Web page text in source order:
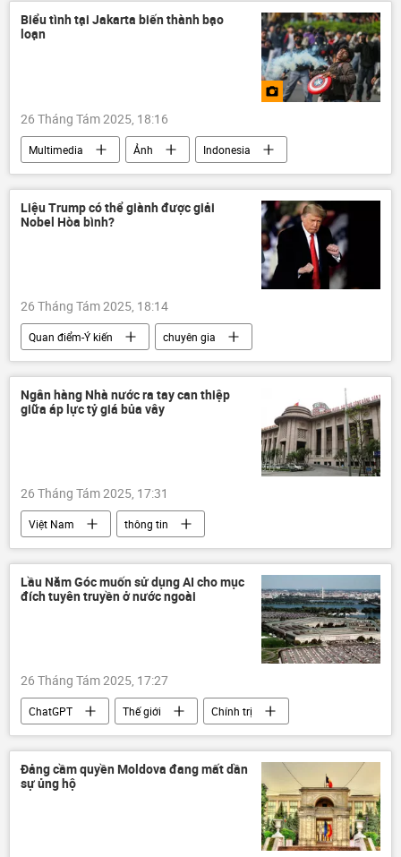
Biểu tình tại Jakarta biến thành bạo
loạn
26 Tháng Tám 2025, 18:16
Multimedia Ảnh
Indonesia
Thế giới
cuộc biểu tình
Liệu Trump có thể giành được giải
Nobel Hòa bình?
26 Tháng Tám 2025, 18:14
Quan điểm-Ý kiến
chuyên gia
Donald Trump
Chính trị
giải Nobel
giải Nobel Hòa bình
Hoa Kỳ
Nga
Azerbaijan
Ngân hàng Nhà nước ra tay can thiệp
giữa áp lực tỷ giá bủa vây
26 Tháng Tám 2025, 17:31
Việt Nam
thông tin
Ngân hàng Nhà nước
Kinh doanh
doanh nghiệp
ngân hàng
Lầu Năm Góc muốn sử dụng AI cho mục
đích tuyên truyền ở nước ngoài
26 Tháng Tám 2025, 17:27
ChatGPT Thế giới
Chính trị
Hoa Kỳ
Lầu Năm Góc
Bộ Quốc phòng Mỹ
AI công nghệ
Đảng cầm quyền Moldova đang mất dần
sự ủng hộ